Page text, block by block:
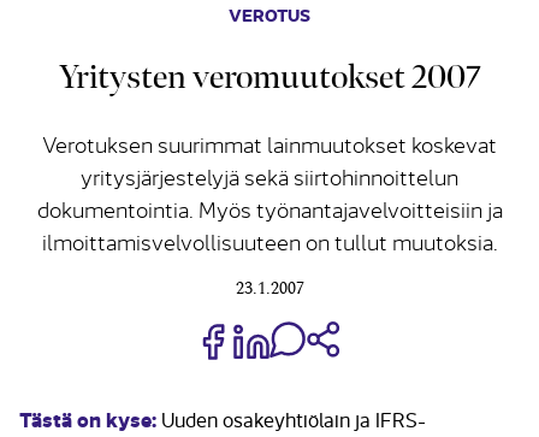
VEROTUS
Yritysten veromuutokset 2007
Verotuksen suurimmat lainmuutokset koskevat
yritysjärjestelyjä sekä siirtohinnoittelun
dokumentointia. Myös työnantajavelvoitteisiin ja
ilmoittamisvelvollisuuteen on tullut muutoksia.
23.1.2007
Jaa Share on Facebook
Jaa Share on LinkedIn
Jaa WhatsApp-viestinä
Tästä on kyse: Uuden osakeyhtiölain ja IFRS-